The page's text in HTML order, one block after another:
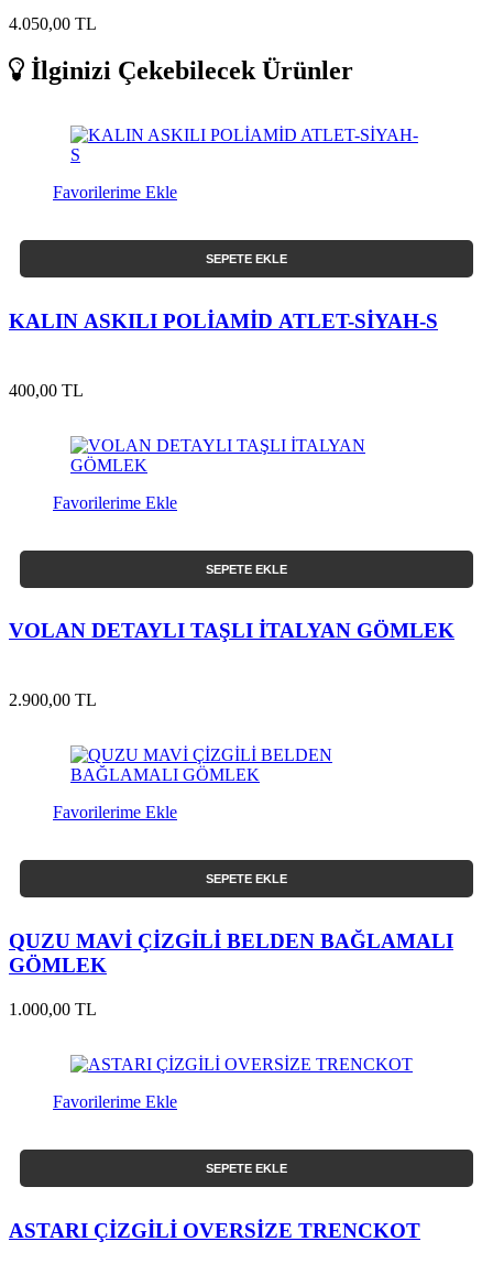
4.050,00 TL
İlginizi Çekebilecek Ürünler
Favorilerime Ekle
SEPETE EKLE
KALIN ASKILI POLİAMİD ATLET-SİYAH-S
400,00 TL
Favorilerime Ekle
SEPETE EKLE
VOLAN DETAYLI TAŞLI İTALYAN GÖMLEK
2.900,00 TL
Favorilerime Ekle
SEPETE EKLE
QUZU MAVİ ÇİZGİLİ BELDEN BAĞLAMALI
GÖMLEK
1.000,00 TL
Favorilerime Ekle
SEPETE EKLE
ASTARI ÇİZGİLİ OVERSİZE TRENCKOT